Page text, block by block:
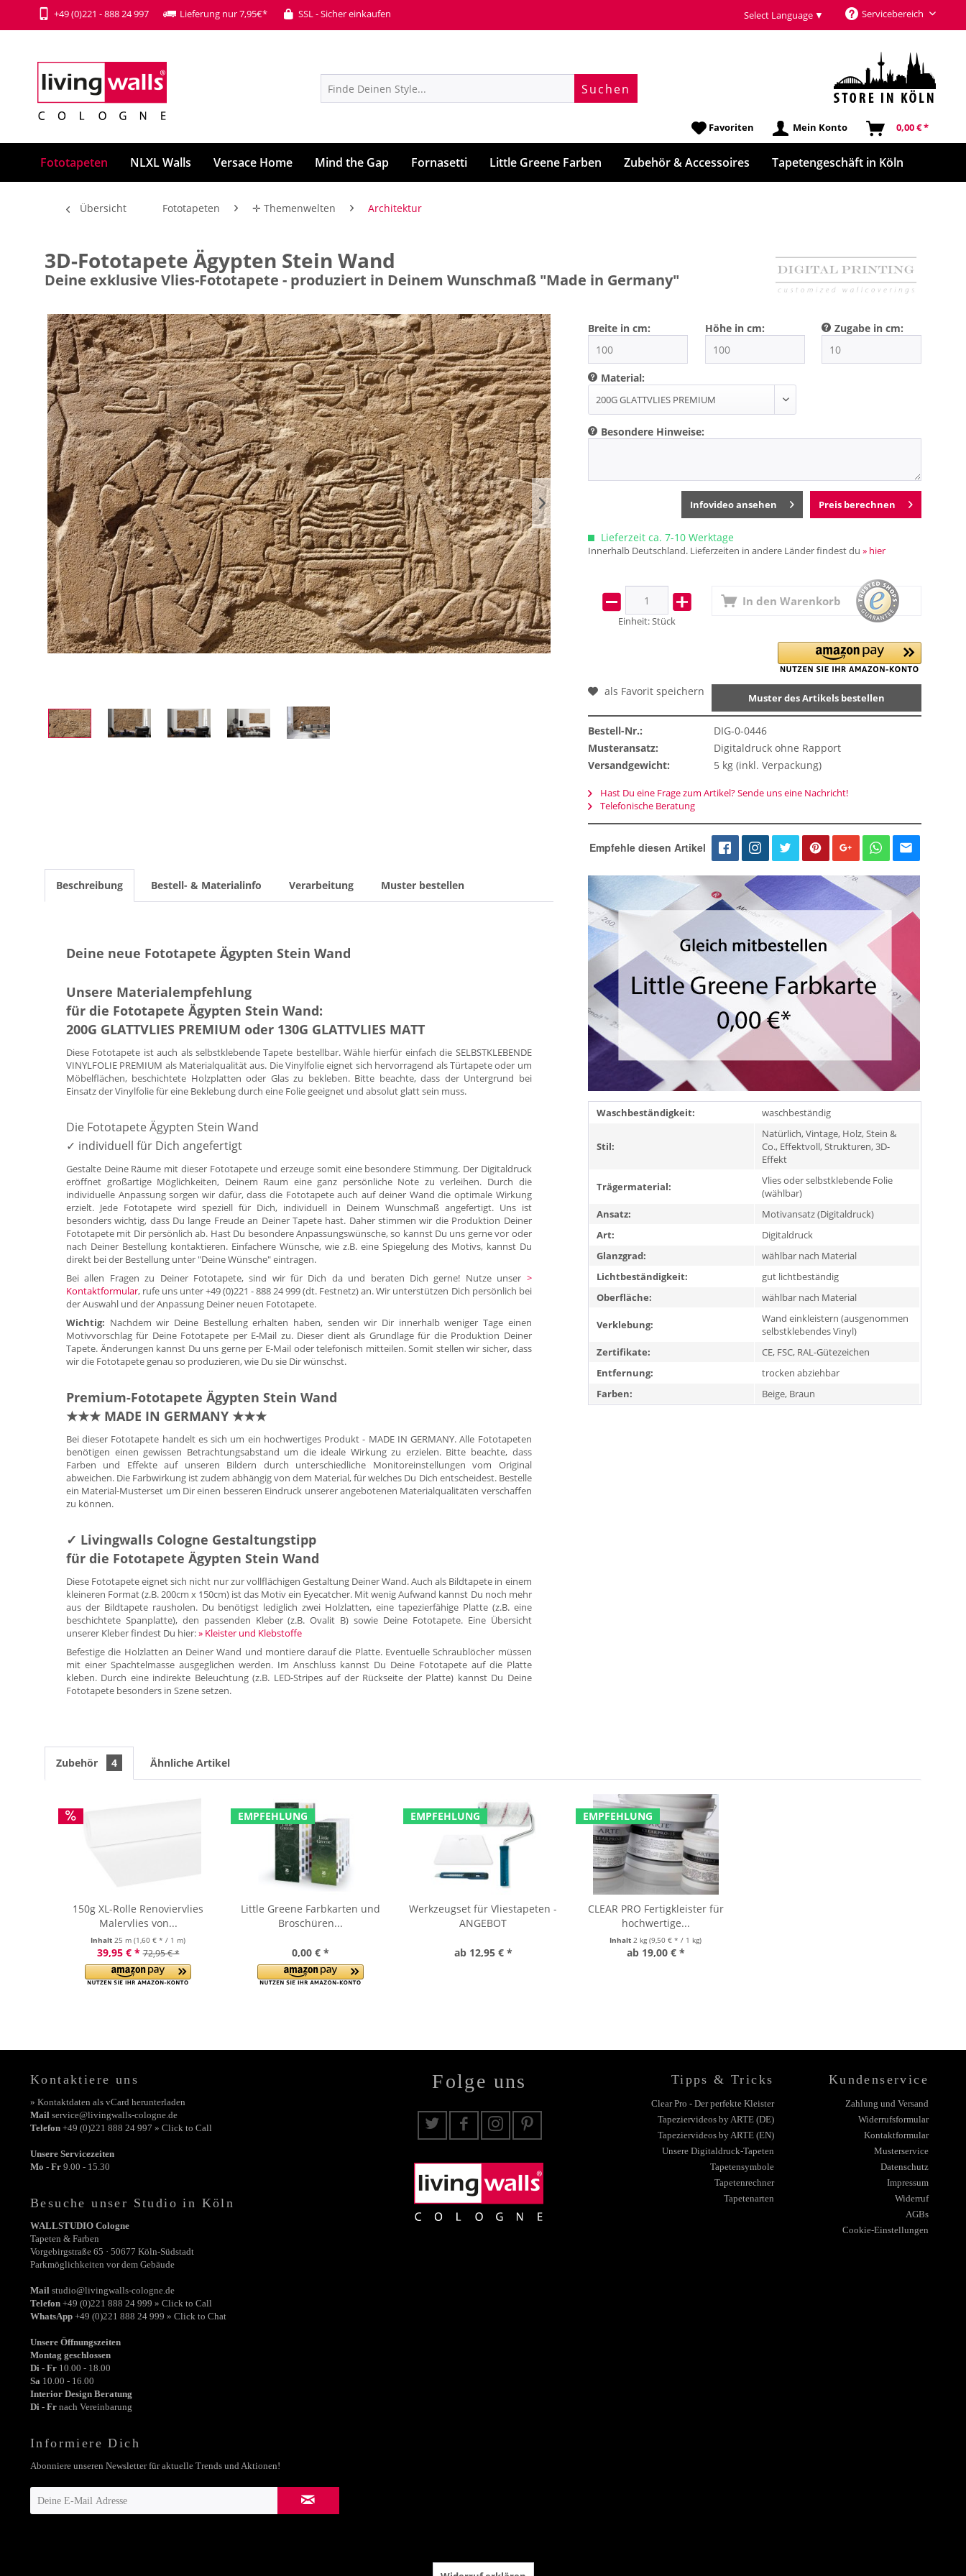
+49 (0)221 - 888 24 997 Lieferung nur 7,95€* SSL - Sicher einkaufen Servicebereich
Select Language ▼
Suchen
Favoriten Mein Konto 0,00 € *
Fototapeten NLXL Walls Versace Home Mind the Gap Fornasetti Little Greene Farben Zubehör & Accessoires Tapetengeschäft in Köln
Übersicht Fototapeten ✛ Themenwelten Architektur
3D-Fototapete Ägypten Stein Wand
Deine exklusive Vlies-Fototapete - produziert in Deinem Wunschmaß "Made in Germany"
Breite in cm: Höhe in cm: Zugabe in cm:
Material:
Besondere Hinweise:
Preis berechnen
Infovideo ansehen
Lieferzeit ca. 7-10 Werktage
Innerhalb Deutschland. Lieferzeiten in andere Länder findest du» hier
Einheit:Stück
In den Warenkorb
Muster des Artikels bestellen
als Favorit speichern
Bestell-Nr.:
DIG-0-0446
Musteransatz:
Digitaldruck ohne Rapport
Versandgewicht:
5 kg (inkl. Verpackung)
Hast Du eine Frage zum Artikel? Sende uns eine Nachricht!
Telefonische Beratung
Empfehle diesen Artikel
Waschbeständigkeit: waschbeständig
Stil:
Natürlich, Vintage, Holz, Stein &
Co., Effektvoll, Strukturen, 3D-
Effekt
Trägermaterial:
Vlies oder selbstklebende Folie
(wählbar)
Ansatz:
Motivansatz (Digitaldruck)
Art:
Digitaldruck
Glanzgrad:
wählbar nach Material
Lichtbeständigkeit:
gut lichtbeständig
Oberfläche:
wählbar nach Material
Verklebung:
Wand einkleistern (ausgenommen
selbstklebendes Vinyl)
Zertifikate:
CE, FSC, RAL-Gütezeichen
Entfernung:
trocken abziehbar
Farben:
Beige, Braun
Beschreibung Bestell- & Materialinfo Verarbeitung Muster bestellen
Deine neue Fototapete Ägypten Stein Wand
Unsere Materialempfehlung
für die Fototapete Ägypten Stein Wand:
200G GLATTVLIES PREMIUM oder 130G GLATTVLIES MATT
Diese Fototapete ist auch als selbstklebende Tapete bestellbar. Wähle hierfür einfach die SELBSTKLEBENDE
VINYLFOLIE PREMIUM als Materialqualität aus. Die Vinylfolie eignet sich hervorragend als Türtapete oder um
Möbelflächen, beschichtete Holzplatten oder Glas zu bekleben. Bitte beachte, dass der Untergrund bei
Einsatz der Vinylfolie für eine Beklebung durch eine Folie geeignet und absolut glatt sein muss.
Die Fototapete Ägypten Stein Wand
✓ individuell für Dich angefertigt
Gestalte Deine Räume mit dieser Fototapete und erzeuge somit eine besondere Stimmung. Der Digitaldruck
eröffnet großartige Möglichkeiten, Deinem Raum eine ganz persönliche Note zu verleihen. Durch die
individuelle Anpassung sorgen wir dafür, dass die Fototapete auch auf deiner Wand die optimale Wirkung
erzielt. Jede Fototapete wird speziell für Dich, individuell in Deinem Wunschmaß angefertigt. Uns ist
besonders wichtig, dass Du lange Freude an Deiner Tapete hast. Daher stimmen wir die Produktion Deiner
Fototapete mit Dir persönlich ab. Hast Du besondere Anpassungswünsche, so kannst Du uns gerne vor oder
nach Deiner Bestellung kontaktieren. Einfachere Wünsche, wie z.B. eine Spiegelung des Motivs, kannst Du
direkt bei der Bestellung unter "Deine Wünsche" eintragen.
Bei allen Fragen zu Deiner Fototapete, sind wir für Dich da und beraten Dich gerne! Nutze unser >
Kontaktformular, rufe uns unter +49 (0)221 - 888 24 999 (dt. Festnetz) an. Wir unterstützen Dich persönlich bei
der Auswahl und der Anpassung Deiner neuen Fototapete.
Wichtig: Nachdem wir Deine Bestellung erhalten haben, senden wir Dir innerhalb weniger Tage einen
Motivvorschlag für Deine Fototapete per E-Mail zu. Dieser dient als Grundlage für die Produktion Deiner
Tapete. Änderungen kannst Du uns gerne per E-Mail oder telefonisch mitteilen. Somit stellen wir sicher, dass
wir die Fototapete genau so produzieren, wie Du sie Dir wünschst.
Premium-Fototapete Ägypten Stein Wand
★★★ MADE IN GERMANY ★★★
Bei dieser Fototapete handelt es sich um ein hochwertiges Produkt - MADE IN GERMANY. Alle Fototapeten
benötigen einen gewissen Betrachtungsabstand um die ideale Wirkung zu erzielen. Bitte beachte, dass
Farben und Effekte auf unseren Bildern durch unterschiedliche Monitoreinstellungen vom Original
abweichen. Die Farbwirkung ist zudem abhängig von dem Material, für welches Du Dich entscheidest. Bestelle
ein Material-Musterset um Dir einen besseren Eindruck unserer angebotenen Materialqualitäten verschaffen
zu können.
✓ Livingwalls Cologne Gestaltungstipp
für die Fototapete Ägypten Stein Wand
Diese Fototapete eignet sich nicht nur zur vollflächigen Gestaltung Deiner Wand. Auch als Bildtapete in einem
kleineren Format (z.B. 200cm x 150cm) ist das Motiv ein Eyecatcher. Mit wenig Aufwand kannst Du noch mehr
aus der Bildtapete rausholen. Du benötigst lediglich zwei Holzlatten, eine tapezierfähige Platte (z.B. eine
beschichtete Spanplatte), den passenden Kleber (z.B. Ovalit B) sowie Deine Fototapete. Eine Übersicht
unserer Kleber findest Du hier:» Kleister und Klebstoffe
Befestige die Holzlatten an Deiner Wand und montiere darauf die Platte. Eventuelle Schraublöcher müssen
mit einer Spachtelmasse ausgeglichen werden. Im Anschluss kannst Du Deine Fototapete auf die Platte
kleben. Durch eine indirekte Beleuchtung (z.B. LED-Stripes auf der Rückseite der Platte) kannst Du Deine
Fototapete besonders in Szene setzen.
Zubehör 4 Ähnliche Artikel
150g XL-Rolle Renoviervlies
Malervlies von...
Inhalt 25 m (1,60 € * / 1 m)
39,95 € * 72,95 € *
EMPFEHLUNG
Little Greene Farbkarten und
Broschüren...
0,00 € *
EMPFEHLUNG
Werkzeugset für Vliestapeten -
ANGEBOT
ab 12,95 € *
EMPFEHLUNG
CLEAR PRO Fertigkleister für
hochwertige...
Inhalt 2 kg (9,50 € * / 1 kg)
ab 19,00 € *
Kontaktiere uns
» Kontaktdaten als vCard herunterladen
Mail service@livingwalls-cologne.de
Telefon +49 (0)221 888 24 997 » Click to Call
Unsere Servicezeiten
Mo - Fr 9.00 - 15.30
Besuche unser Studio in Köln
WALLSTUDIO Cologne
Tapeten & Farben
Vorgebirgstraße 65 · 50677 Köln-Südstadt
Parkmöglichkeiten vor dem Gebäude
Mail studio@livingwalls-cologne.de
Telefon +49 (0)221 888 24 999 » Click to Call
WhatsApp +49 (0)221 888 24 999 » Click to Chat
Unsere Öffnungszeiten
Montag geschlossen
Di - Fr 10.00 - 18.00
Sa 10.00 - 16.00
Interior Design Beratung
Di - Fr nach Vereinbarung
Informiere Dich
Abonniere unseren Newsletter für aktuelle Trends und Aktionen!
Tipps & Tricks
Clear Pro - Der perfekte Kleister
Tapeziervideos by ARTE (DE)
Tapeziervideos by ARTE (EN)
Unsere Digitaldruck-Tapeten
Tapetensymbole
Tapetenrechner
Tapetenarten
Kundenservice
Zahlung und Versand
Widerrufsformular
Kontaktformular
Musterservice
Datenschutz
Impressum
Widerruf
AGBs
Cookie-Einstellungen
Folge uns